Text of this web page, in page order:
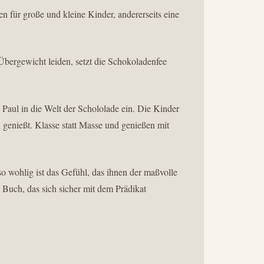
für große und kleine Kinder, andererseits eine
leiden, setzt die Schokoladenfee
in die Welt der Schololade ein. Die Kinder
Klasse statt Masse und genießen mit
wohlig ist das Gefühl, das ihnen der maßvolle
das sich sicher mit dem Prädikat